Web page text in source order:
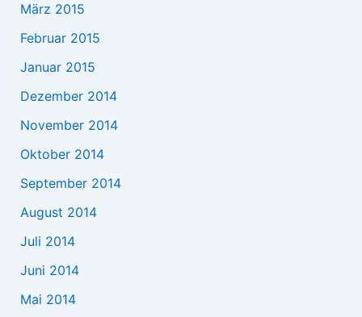
März 2015
Februar 2015
Januar 2015
Dezember 2014
November 2014
Oktober 2014
September 2014
August 2014
Juli 2014
Juni 2014
Mai 2014